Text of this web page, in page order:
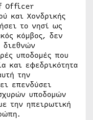
Officer
και Χονδρικής
το νησί ως
κόμβος, δεν
διεθνών
υποδομές που
και εφεδρικότητα
την
επενδύσει
υποδομών
την ηπειρωτική